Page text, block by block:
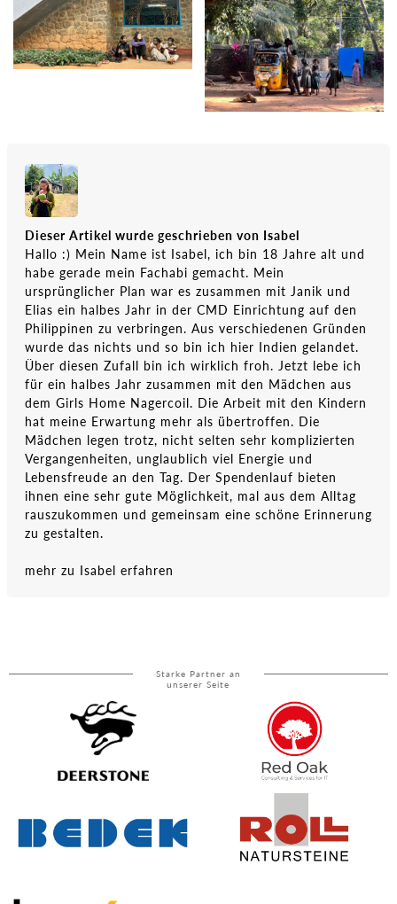
Dieser Artikel wurde geschrieben von Isabel
Hallo :) Mein Name ist Isabel, ich bin 18 Jahre alt und
habe gerade mein Fachabi gemacht. Mein
ursprünglicher Plan war es zusammen mit Janik und
Elias ein halbes Jahr in der CMD Einrichtung auf den
Philippinen zu verbringen. Aus verschiedenen Gründen
wurde das nichts und so bin ich hier Indien gelandet.
Über diesen Zufall bin ich wirklich froh. Jetzt lebe ich
für ein halbes Jahr zusammen mit den Mädchen aus
dem Girls Home Nagercoil. Die Arbeit mit den Kindern
hat meine Erwartung mehr als übertroffen. Die
Mädchen legen trotz, nicht selten sehr komplizierten
Vergangenheiten, unglaublich viel Energie und
Lebensfreude an den Tag. Der Spendenlauf bieten
ihnen eine sehr gute Möglichkeit, mal aus dem Alltag
rauszukommen und gemeinsam eine schöne Erinnerung
zu gestalten.
mehr zu Isabel erfahren
Starke Partner an
unserer Seite